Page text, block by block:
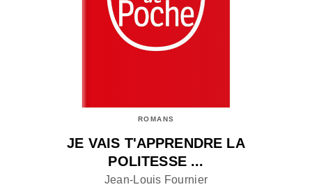
ROMANS
JE VAIS T'APPRENDRE LA
POLITESSE ...
Jean-Louis Fournier